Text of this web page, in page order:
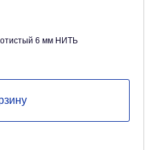
6 мм НИТЬ